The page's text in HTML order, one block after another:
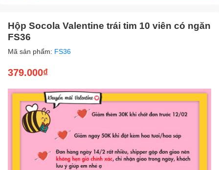
Hộp Socola Valentine trái tim 10 viên có ngăn
FS36
Mã sản phẩm: FS36
379.000₫